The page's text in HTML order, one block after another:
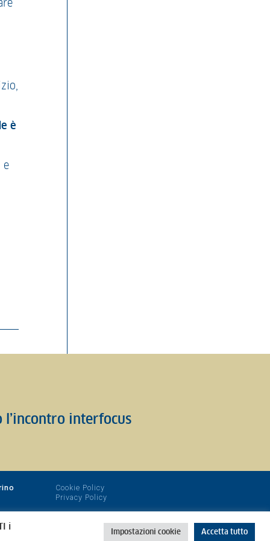
è
e
interfocus
Cookie Policy
Privacy Policy
i
Impostazioni cookie Accetta tutto